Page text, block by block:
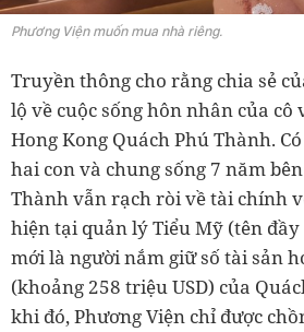
Phương Viện muốn mua nhà riêng.
Truyền thông cho rằng chia sẻ
lộ về cuộc sống hôn nhân của cô
Hong Kong Quách Phú Thành.
hai con và chung sống 7 năm
Thành vẫn rạch ròi về tài chính
hiện tại quản lý Tiểu Mỹ (tên
mới là người nắm giữ số tài sản
(khoảng 258 triệu USD) của
khi đó, Phương Viện chỉ được